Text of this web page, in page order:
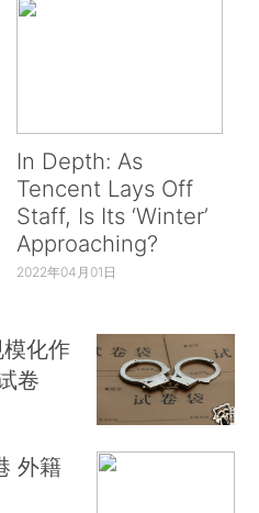
In Depth: As
Tencent Lays Off
Staff, Is Its ‘Winter’
Approaching?
2022年04月01日
模化作
卷
外籍